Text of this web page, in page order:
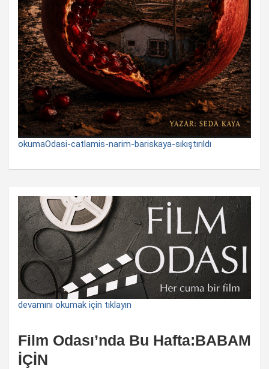
okumaOdasi-catlamis-narim-bariskaya-sıkıştırıldı
devamını okumak için tıklayın
Film Odası’nda Bu Hafta:BABAM
İÇİN